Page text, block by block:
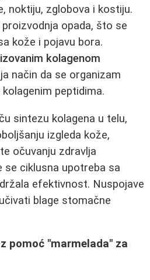
noktiju, zglobova i kostiju.
opada, što se
kože i pojavu bora.
kolagenom
način da se organizam
peptidima.
sintezu kolagena u telu,
izgleda kože,
očuvanju zdravlja
se ciklusna upotreba sa
efektivnost. Nuspojave
blage stomačne
pomoć "marmelada" za